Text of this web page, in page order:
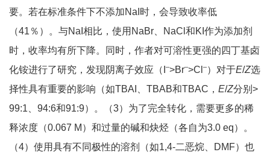
要。若在标准条件下不添加NaI时，会导致收率低
（41％）。与NaI相比，使用NaBr、NaCl和KI作为添加剂
时，收率均有所下降。同时，作者对可溶性更强的四丁基卤
化铵进行了研究，发现阴离子效应（I –>Br–>Cl –）对于E/Z选
择性具有重要的影响（如TBAI、TBAB和TBAC， E/Z分别>
99:1、94:6和91:9）。（3）为了完全转化，需要更多的稀
释浓度（0.067 M）和过量的碱和炔烃（各自为3.0 eq）。
（4）使用具有不同极性的溶剂（如1,4-二恶烷、DMF）也